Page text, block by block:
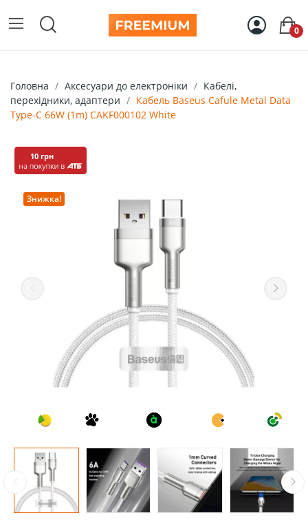
0
Головна Аксесуари до електроніки
Кабелі,
перехідники, адаптери
Кабель Baseus Cafule Metal Data
Type-C 66W (1m) CAKF000102 White
10 грн
Знижка!